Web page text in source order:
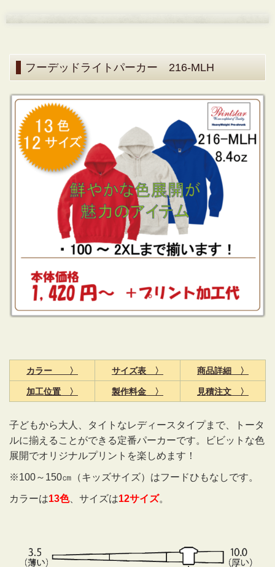
フーデッドライトパーカー 216-MLH
カラー 〉 サイズ表 〉 商品詳細 〉
加工位置 〉 製作料金 〉 見積注文 〉
子どもから大人、タイトなレディースタイプまで、トータ
ルに揃えることができる定番パーカーです。ビビットな色
展開でオリジナルプリントを楽しめます！
※100～150㎝（キッズサイズ）はフードひもなしです。
カラーは13色、サイズは12サイズ。